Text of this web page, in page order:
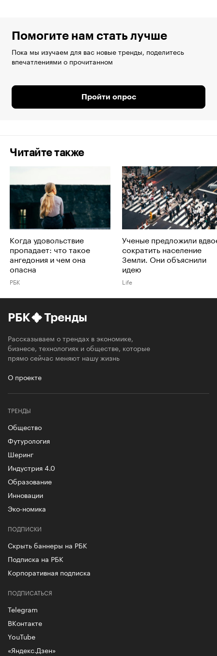
Помогите нам стать лучше
Пока мы изучаем для вас новые тренды, поделитесь
впечатлениями о прочитанном
Пройти опрос
Читайте также
Когда удовольствие
пропадает: что такое
ангедония и чем она
опасна
РБК
Ученые предложили
сократить население
Земли. Они объяснили
идею
Life
РБК Тренды
Рассказываем о трендах в экономике,
бизнесе, технологиях и обществе, которые
прямо сейчас меняют нашу жизнь
О проекте
ТРЕНДЫ
Общество
Футурология
Шеринг
Индустрия 4.0
Образование
Инновации
Эко-номика
ПОДПИСКИ
Скрыть баннеры на РБК
Подписка на РБК
Корпоративная подписка
ПОДПИСАТЬСЯ
Telegram
ВКонтакте
YouTube
«Яндекс.Дзен»